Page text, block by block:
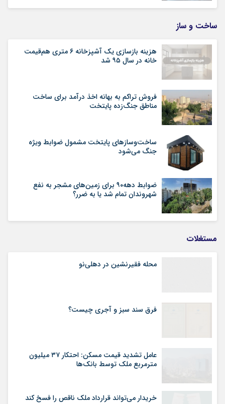
ساخت و ساز
هزینه بازسازی یک آشپزخانه ۶ متری هم‌قیمت
خانه در سال ۹۵ شد
فروش تراکم به بهانه اخذ درآمد برای ساخت
مناطق جنگ‌زده پایتخت
ساخت‌وسازهای پایتخت مشمول ضوابط ویژه
جنگ می‌شود
ضوابط دهه۹۰ برای زمین‌های مشجر به نفع
شهروندان تمام شد یا به ضرر؟
مستغلات
محله فقیرنشین در دهلی‏‌نو
فرق سند سبز و آجری چیست؟
عامل تشدید قیمت مسکن: احتکار ۳۷ میلیون
مترمربع ملک توسط بانک‌ها
خریدار می‌تواند قرارداد ملک ناقص را فسخ کند